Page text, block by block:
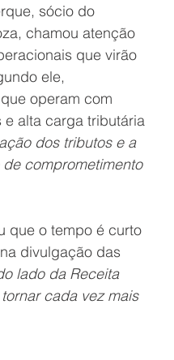
sócio do
chamou atenção
que virão
ele,
operam com
alta carga tributária
dos tributos e a
comprometimento
que o tempo é curto
divulgação das
lado da Receita
cada vez mais